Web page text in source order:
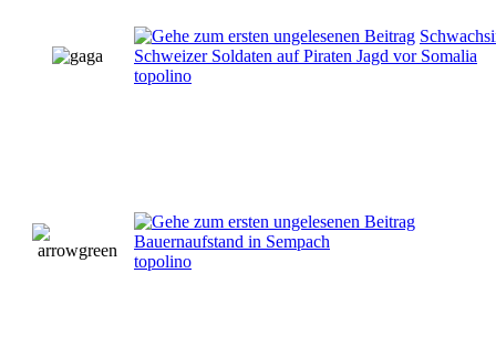
Schweizer Soldaten auf Piraten Jagd vor Somalia
topolino
Bauernaufstand in Sempach
topolino